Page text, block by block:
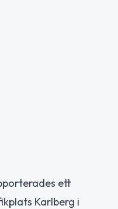
ett
Karlberg i